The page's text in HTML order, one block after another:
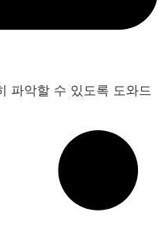
파악할 수 있도록 도와드